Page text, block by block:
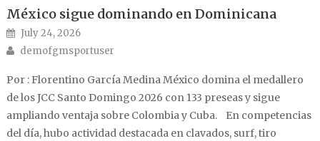
México sigue dominando en Dominicana
Posted on
July 24, 2026
Author
demofgmsportuser
Por : Florentino García Medina México domina el medallero
de los JCC Santo Domingo 2026 con 133 preseas y sigue
ampliando ventaja sobre Colombia y Cuba. En competencias
del día, hubo actividad destacada en clavados, surf, tiro